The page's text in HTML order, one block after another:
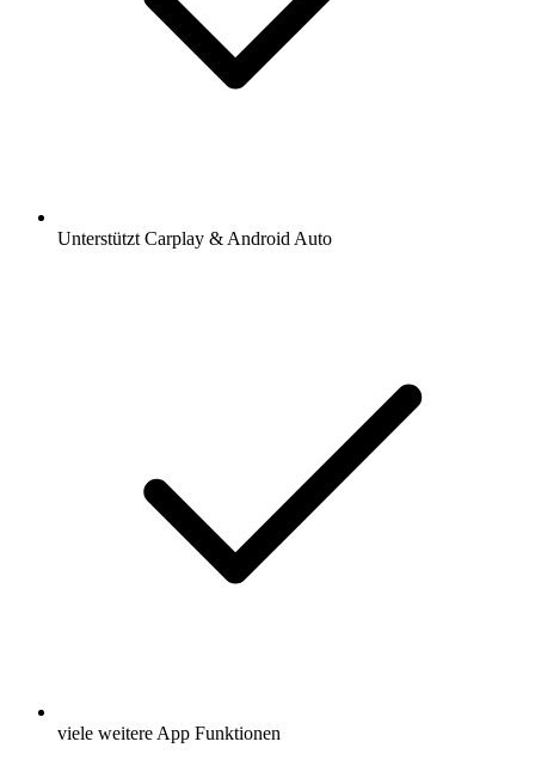
Unterstützt Carplay & Android Auto
viele weitere App Funktionen